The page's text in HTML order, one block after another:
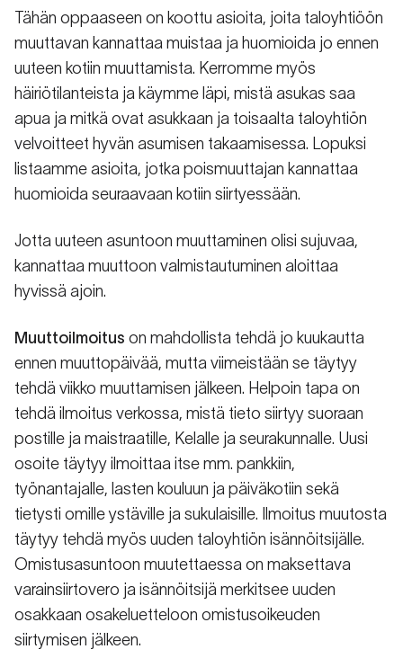
Tähän oppaaseen on koottu asioita, joita taloyhtiöön
muuttavan kannattaa muistaa ja huomioida jo ennen
uuteen kotiin muuttamista. Kerromme myös
häiriötilanteista ja käymme läpi, mistä asukas saa
apua ja mitkä ovat asukkaan ja toisaalta taloyhtiön
velvoitteet hyvän asumisen takaamisessa. Lopuksi
listaamme asioita, jotka poismuuttajan kannattaa
huomioida seuraavaan kotiin siirtyessään.
Jotta uuteen asuntoon muuttaminen olisi sujuvaa,
kannattaa muuttoon valmistautuminen aloittaa
hyvissä ajoin.
Muuttoilmoitus on mahdollista tehdä jo kuukautta
ennen muuttopäivää, mutta viimeistään se täytyy
tehdä viikko muuttamisen jälkeen. Helpoin tapa on
tehdä ilmoitus verkossa, mistä tieto siirtyy suoraan
postille ja maistraatille, Kelalle ja seurakunnalle. Uusi
osoite täytyy ilmoittaa itse mm. pankkiin,
työnantajalle, lasten kouluun ja päiväkotiin sekä
tietysti omille ystäville ja sukulaisille. Ilmoitus muutosta
täytyy tehdä myös uuden taloyhtiön isännöitsijälle.
Omistusasuntoon muutettaessa on maksettava
varainsiirtovero ja isännöitsijä merkitsee uuden
osakkaan osakeluetteloon omistusoikeuden
siirtymisen jälkeen.